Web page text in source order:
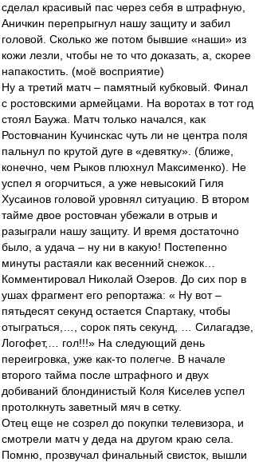
сделал красивый пас через себя в штрафную,
Аничкин перепрыгнул нашу защиту и забил
головой. Сколько же потом бывшие «наши» из
кожи лезли, чтобы не то что доказать, а, скорее
напакостить. (моё восприятие)
Ну а третий матч – памятный кубковый. Финал
с ростовскими армейцами. На воротах в тот год
стоял Баужа. Матч только начался, как
Ростовчанин Кучинскас чуть ли не центра поля
пальнул по крутой дуге в «девятку». (ближе,
конечно, чем Рыков плюхнул Максименко). Не
успел я огорчиться, а уже невысокий Гиля
Хусаинов головой уровнял ситуацию. В втором
тайме двое ростовчан убежали в отрыв и
разыграли нашу защиту. И время достаточно
было, а удача – ну ни в какую! Постепенно
минуты растаяли как весенний снежок…
Комментировал Николай Озеров. До сих пор в
ушах фрагмент его репортажа: « Ну вот –
пятьдесят секунд остается Спартаку, чтобы
отыграться,…, сорок пять секунд, … Силагадзе,
Логофет,… гол!!!» На следующий день
переигровка, уже как-то полегче. В начале
второго тайма после штрафного и двух
добиваний блондинистый Коля Киселев успел
протолкнуть заветный мяч в сетку.
Отец еще не созрел до покупки телевизора, и
смотрели матч у деда на другом краю села.
Помню, прозвучал финальный свисток, вышли